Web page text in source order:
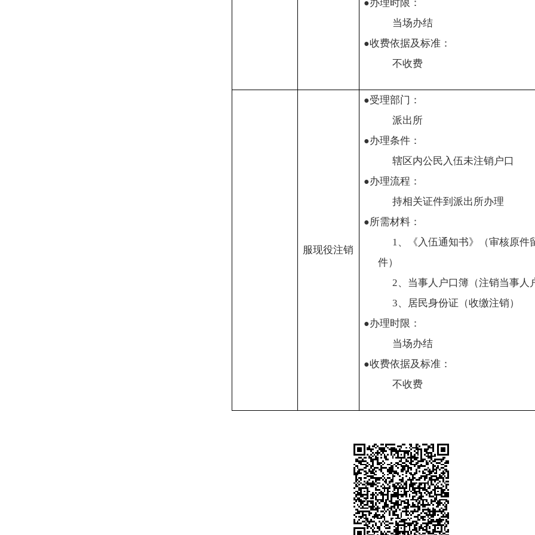
●办理时限：
当场办结
●收费依据及标准：
不收费
服现役注销
●受理部门：
派出所
●办理条件：
辖区内公民入伍未注销户口
●办理流程：
持相关证件到派出所办理
●所需材料：
1、《入伍通知书》（审核原件
件）
2、当事人户口簿（注销当事人
3、居民身份证（收缴注销）
●办理时限：
当场办结
●收费依据及标准：
不收费